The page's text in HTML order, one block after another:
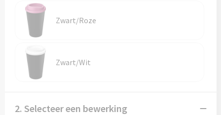
Zwart/Roze
Zwart/Wit
2. Selecteer een bewerking